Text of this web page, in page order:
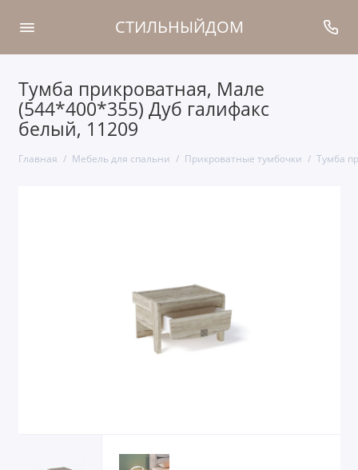
СТИЛЬНЫЙДОМ
Тумба прикроватная, Мале
(544*400*355) Дуб галифакс
белый, 11209
Главная Мебель для спальни Прикроватные тумбочки Тумба